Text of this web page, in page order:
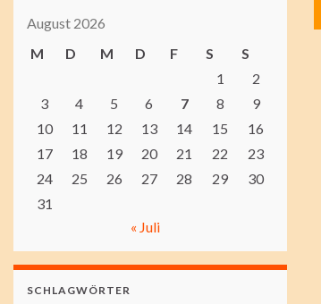
August 2026
M
D M D F S
S
1
2
3
4 5 6 7 8
9
10
11 12 13 14 15
16
17
18 19 20 21 22
23
24
25 26 27 28 29
30
31
« Juli
SCHLAGWÖRTER